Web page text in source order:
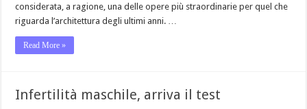
considerata, a ragione, una delle opere più straordinarie per quel che
riguarda l’architettura degli ultimi anni. …
Read More »
Infertilità maschile, arriva il test